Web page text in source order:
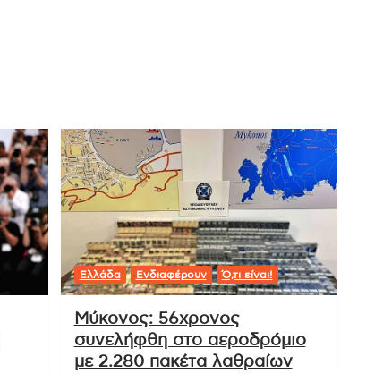
Ελλάδα Ενδιαφέρουν Ό,τι είναι!
Μύκονος: 56χρονος
συνελήφθη στο αεροδρόμιο
με 2.280 πακέτα λαθραίων